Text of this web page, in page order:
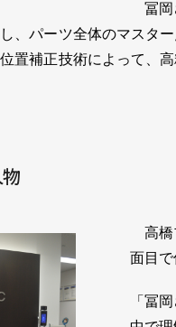
冨岡
、パーツ全体のマスタ
置補正技術によって、
高橋
面目で
「冨